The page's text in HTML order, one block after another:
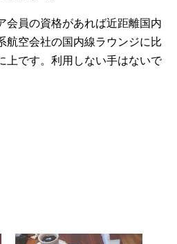
会員の資格があれば近距離国内
航空会社の国内線ラウンジに比
上です。利用しない手はないで